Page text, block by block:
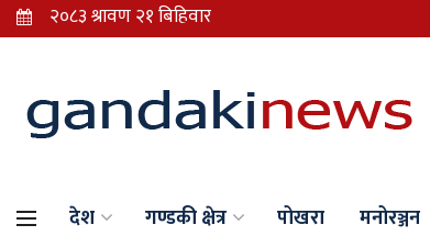
देश गण्डकी क्षेत्र पोखरा मनोरञ्जन